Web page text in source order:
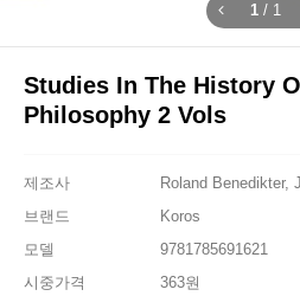
1 / 1
Studies In The History
Philosophy 2 Vols
제조사
Roland Benedikter,
브랜드
Koros
모델
9781785691621
시중가격
363원